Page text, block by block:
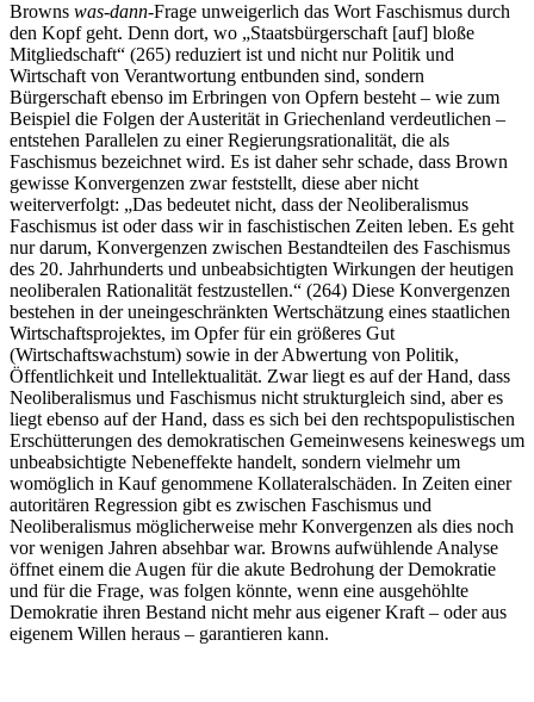
Browns was-dann-Frage unweigerlich das Wort Faschismus durch
den Kopf geht. Denn dort, wo „Staatsbürgerschaft [auf] bloße
Mitgliedschaft“ (265) reduziert ist und nicht nur Politik und
Wirtschaft von Verantwortung entbunden sind, sondern
Bürgerschaft ebenso im Erbringen von Opfern besteht – wie zum
Beispiel die Folgen der Austerität in Griechenland verdeutlichen –
entstehen Parallelen zu einer Regierungsrationalität, die als
Faschismus bezeichnet wird. Es ist daher sehr schade, dass Brown
gewisse Konvergenzen zwar feststellt, diese aber nicht
weiterverfolgt: „Das bedeutet nicht, dass der Neoliberalismus
Faschismus ist oder dass wir in faschistischen Zeiten leben. Es geht
nur darum, Konvergenzen zwischen Bestandteilen des Faschismus
des 20. Jahrhunderts und unbeabsichtigten Wirkungen der heutigen
neoliberalen Rationalität festzustellen.“ (264) Diese Konvergenzen
bestehen in der uneingeschränkten Wertschätzung eines staatlichen
Wirtschaftsprojektes, im Opfer für ein größeres Gut
(Wirtschaftswachstum) sowie in der Abwertung von Politik,
Öffentlichkeit und Intellektualität. Zwar liegt es auf der Hand, dass
Neoliberalismus und Faschismus nicht strukturgleich sind, aber es
liegt ebenso auf der Hand, dass es sich bei den rechtspopulistischen
Erschütterungen des demokratischen Gemeinwesens keineswegs um
unbeabsichtigte Nebeneffekte handelt, sondern vielmehr um
womöglich in Kauf genommene Kollateralschäden. In Zeiten einer
autoritären Regression gibt es zwischen Faschismus und
Neoliberalismus möglicherweise mehr Konvergenzen als dies noch
vor wenigen Jahren absehbar war. Browns aufwühlende Analyse
öffnet einem die Augen für die akute Bedrohung der Demokratie
und für die Frage, was folgen könnte, wenn eine ausgehöhlte
Demokratie ihren Bestand nicht mehr aus eigener Kraft – oder aus
eigenem Willen heraus – garantieren kann.